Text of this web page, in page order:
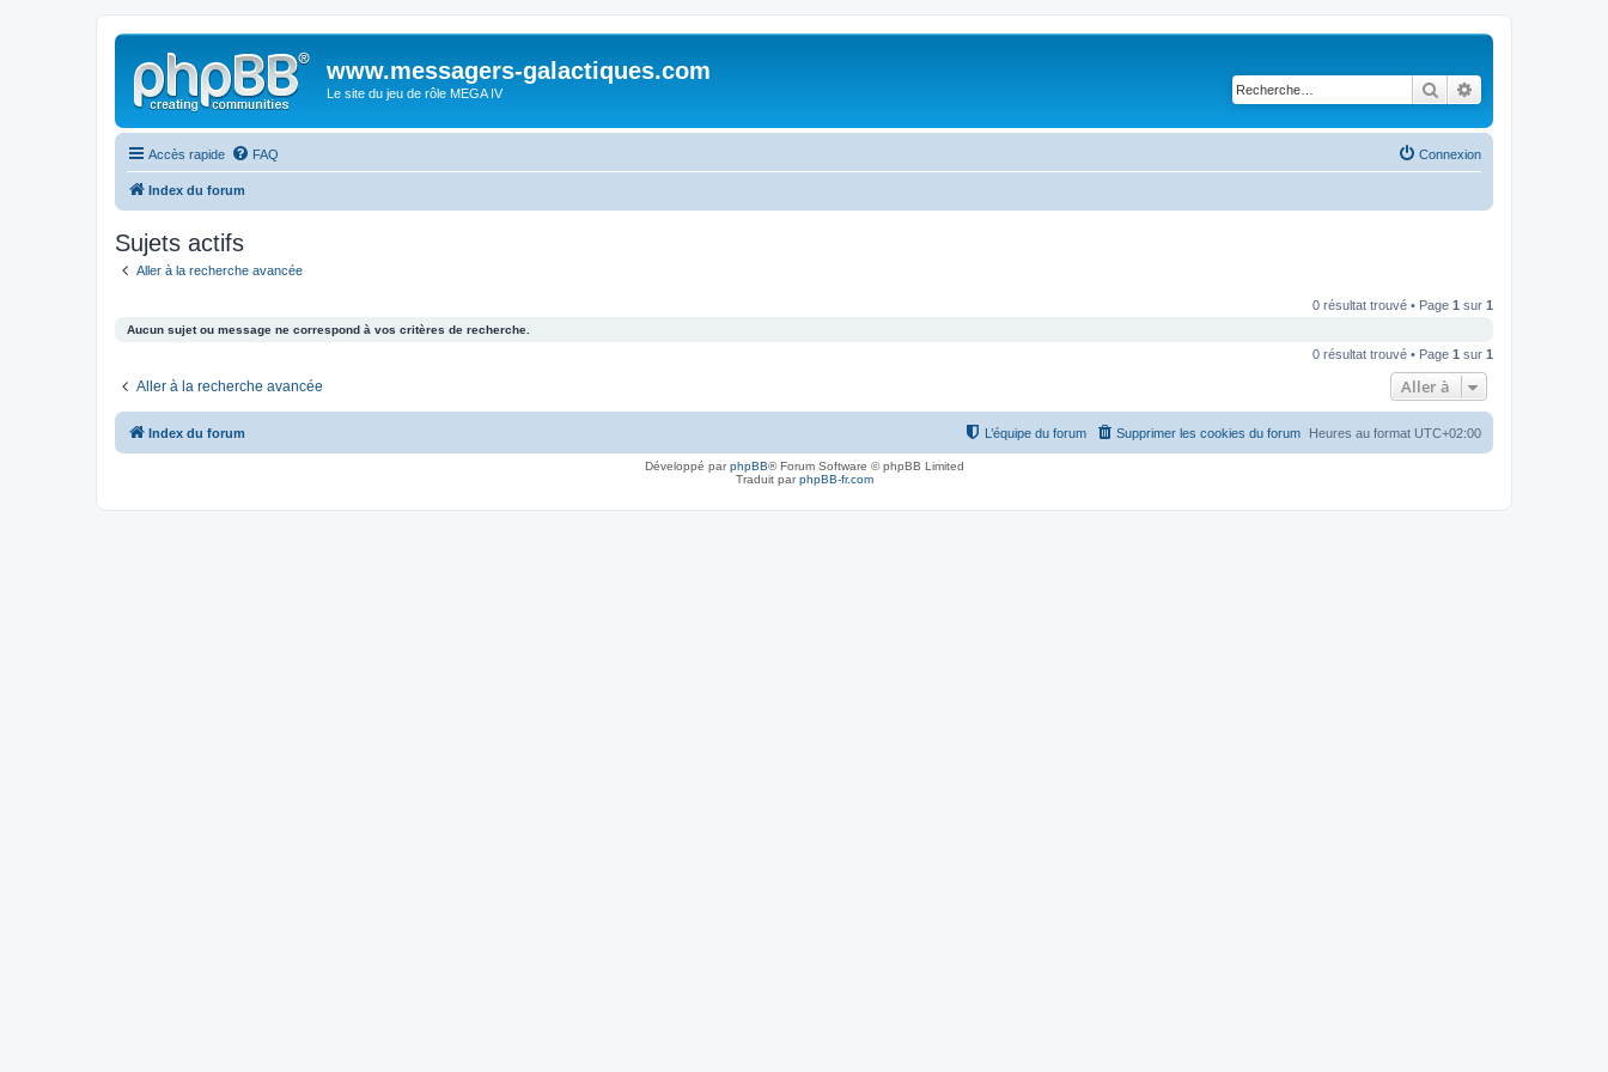
www.messagers-galactiques.com
Le site du jeu de rôle MEGA IV Rechercher
Accès rapide FAQ Connexion
Index du forum
Sujets actifs
Aller à la recherche avancée
0 résultat trouvé • Page 1 sur 1
Aucun sujet ou message ne correspond à vos critères de recherche.
0 résultat trouvé • Page 1 sur 1
Aller à la recherche avancée Aller à
Index du forum Heures au format UTC+02:00
Supprimer les cookies du forum
L’équipe du forum
Développé parphpBB® Forum Software © phpBB Limited
Traduit parphpBB-fr.com